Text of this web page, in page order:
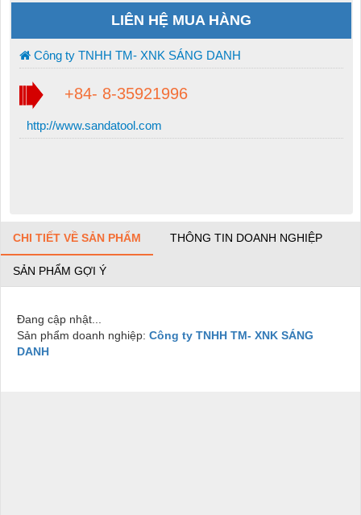
LIÊN HỆ MUA HÀNG
Công ty TNHH TM- XNK SÁNG DANH
+84- 8-35921996
http://www.sandatool.com
CHI TIẾT VỀ SẢN PHẨM THÔNG TIN DOANH NGHIỆP
SẢN PHẨM GỢI Ý
Đang cập nhật...
Sản phẩm doanh nghiệp: Công ty TNHH TM- XNK SÁNG
DANH